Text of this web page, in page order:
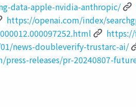
data-apple-nvidia-anthropic/
https://openai.com/index/
https://
news-doubleverify-trustarc-ai/
releases/pr-20240807-